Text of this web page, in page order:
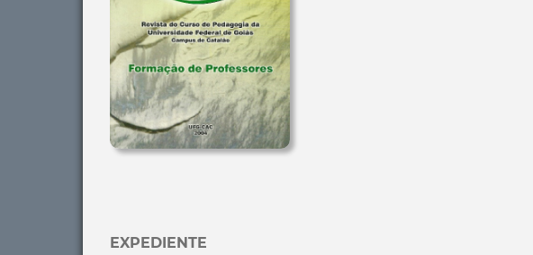
EXPEDIENTE